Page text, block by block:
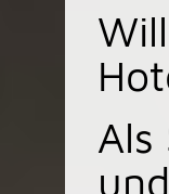
Als